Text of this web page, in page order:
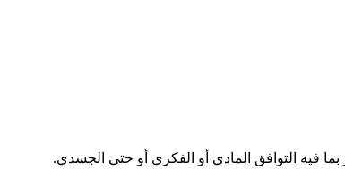
فيه التوافق المادي أو الفكري أو حتى الجسدي.